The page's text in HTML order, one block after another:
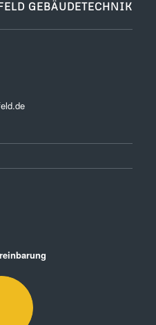
GEBÄUDETECHNIK